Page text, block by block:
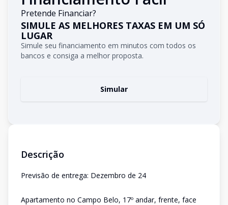
Pretende Financiar?
SIMULE AS MELHORES TAXAS EM UM SÓ
LUGAR
Simule seu financiamento em minutos com todos os
bancos e consiga a melhor proposta.
Simular
Descrição
Previsão de entrega: Dezembro de 24
Apartamento no Campo Belo, 17º andar, frente, face